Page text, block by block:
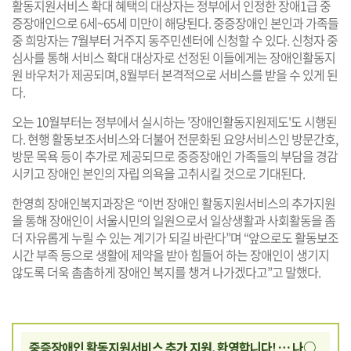
활동지원서비스 확대 혜택의 대상자는 정부에서 인정한 장애1급 중
증장애인으로 6세~65세 미만이 해당된다. 중증장애인 본인과 가족들
중 희망자는 7월부터 거주지 동주민센터에 신청할 수 있다. 신청자 중
심사를 통해 서비스 확대 대상자로 선정된 이들에게는 장애인활동지
원 바우처가 제공되며, 8월부터 본격적으로 서비스를 받을 수 있게 된
다.
오는 10월부터는 정부에서 실시하는 '장애인활동지원제도'도 시행된
다. 현행 활동보조서비스와 더불어 전문화된 요양서비스인 방문간호,
방문 목욕 등이 추가로 제공되므로 중증장애인 가족들의 부담을 경감
시키고 장애인 본인의 자립 의욕을 고취시킬 것으로 기대된다.
한영희 장애인복지과장은 “이번 장애인 활동지원서비스의 추가지원
을 통해 장애인이 서울시민의 일원으로서 일상생활과 사회활동을 좀
더 자유롭게 누릴 수 있는 계기가 되길 바란다”며 “앞으로도 활동보조
시간 부족 등으로 생활에 제약을 받아 힘들어 하는 장애인이 생기지
않도록 더욱 촘촘하게 장애인 복지를 챙겨 나가겠다고”고 말했다.
중증장애인 활동지원서비스 추가 지원, 환영합니다! … 나○